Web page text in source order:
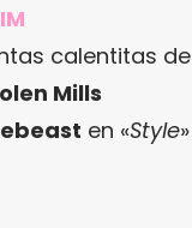
calentitas de
Mills
en «Style»